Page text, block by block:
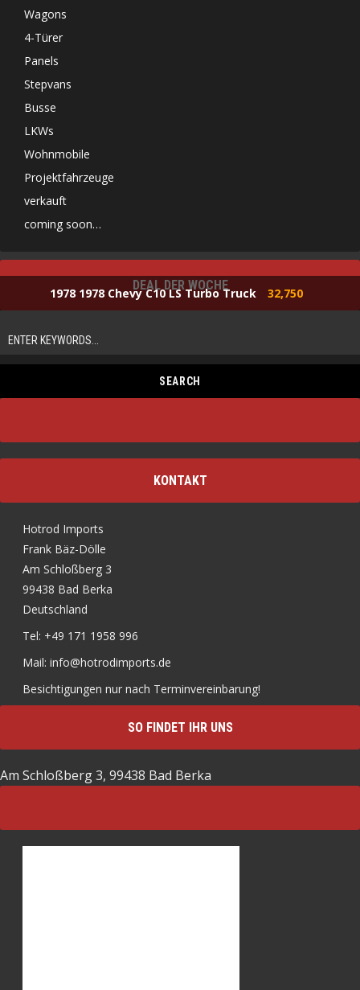
Wagons
4-Türer
Panels
Stepvans
Busse
LKWs
Wohnmobile
Projektfahrzeuge
verkauft
coming soon…
DEAL DER WOCHE
1978 1978 Chevy C10 LS Turbo Truck 32,750
KONTAKT
Hotrod Imports
Frank Bäz-Dölle
Am Schloßberg 3
99438 Bad Berka
Deutschland
Tel: +49 171 1958 996
Mail: info@hotrodimports.de
Besichtigungen nur nach Terminvereinbarung!
SO FINDET IHR UNS
Am Schloßberg 3, 99438 Bad Berka